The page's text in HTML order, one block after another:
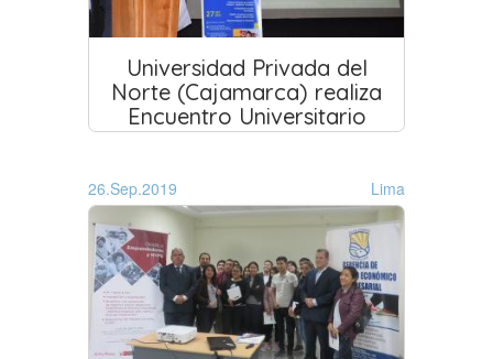
Universidad Privada del
Norte (Cajamarca) realiza
Encuentro Universitario
26.Sep.2019 Lima